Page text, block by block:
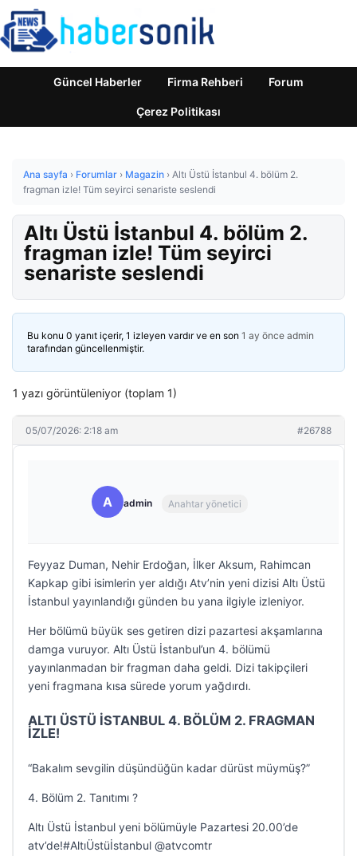
Güncel Haberler Firma Rehberi Forum
Çerez Politikası
Ana sayfa › Forumlar › Magazin › Altı Üstü İstanbul 4. bölüm 2.
fragman izle! Tüm seyirci senariste seslendi
Altı Üstü İstanbul 4. bölüm 2.
fragman izle! Tüm seyirci
senariste seslendi
Bu konu 0 yanıt içerir, 1 izleyen vardır ve en son 1 ay önce admin
tarafından güncellenmiştir.
1 yazı görüntüleniyor (toplam 1)
05/07/2026: 2:18 am #26788
A admin Anahtar yönetici
Feyyaz Duman, Nehir Erdoğan, İlker Aksum, Rahimcan
Kapkap gibi isimlerin yer aldığı Atv’nin yeni dizisi Altı Üstü
İstanbul yayınlandığı günden bu yana ilgiyle izleniyor.
Her bölümü büyük ses getiren dizi pazartesi akşamlarına
damga vuruyor. Altı Üstü İstanbul’un 4. bölümü
yayınlanmadan bir fragman daha geldi. Dizi takipçileri
yeni fragmana kısa sürede yorum yağdırdı.
ALTI ÜSTÜ İSTANBUL 4. BÖLÜM 2. FRAGMAN
İZLE!
“Bakalım sevgilin düşündüğün kadar dürüst müymüş?”
4. Bölüm 2. Tanıtımı ?
Altı Üstü İstanbul yeni bölümüyle Pazartesi 20.00’de
atv’de!#AltıÜstüİstanbul @atvcomtr